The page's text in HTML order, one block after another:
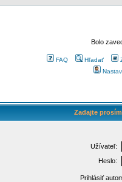
Bolo
FAQ Hľadať
Zadajte
Užívateľ:
Heslo:
Prihlásiť